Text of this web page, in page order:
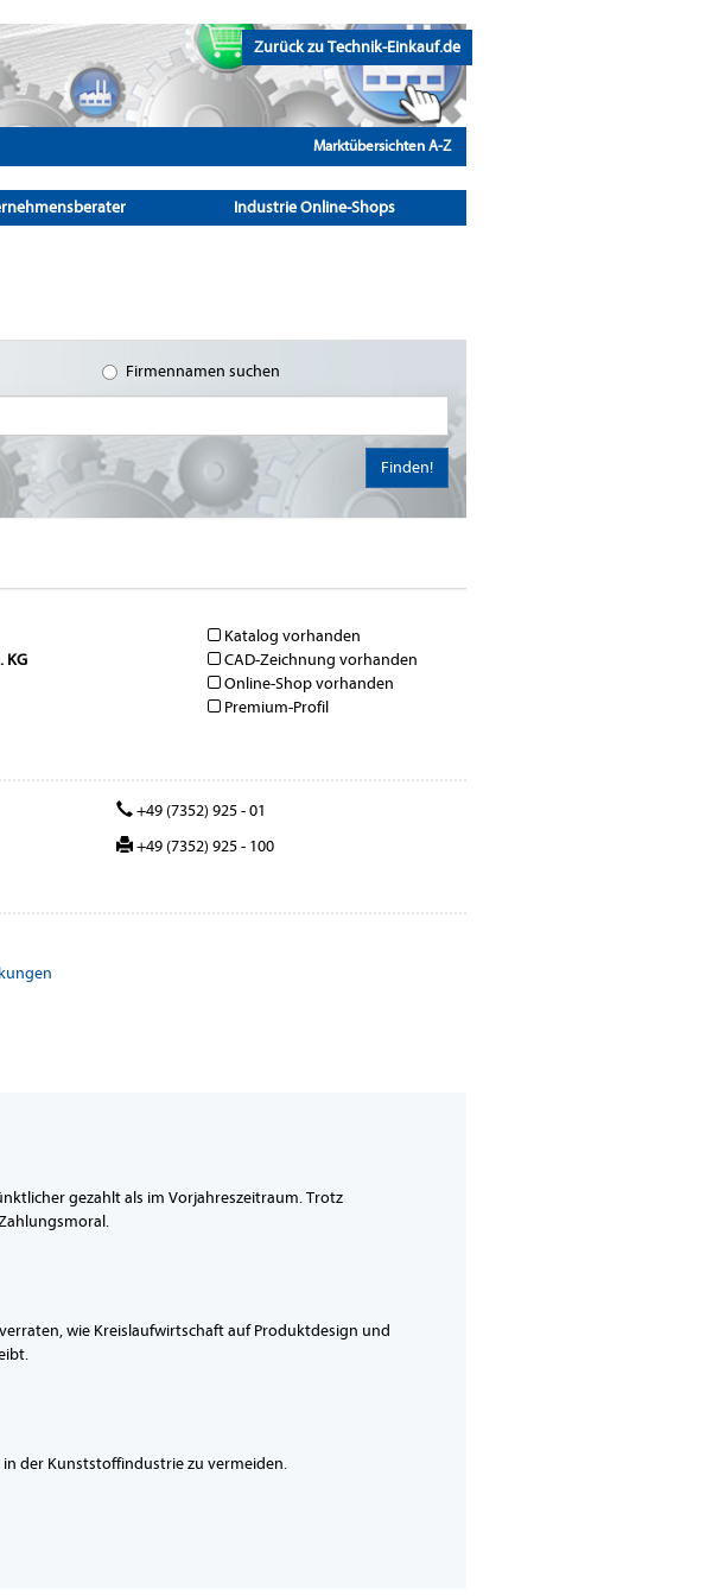
Zurück zu Technik-Einkauf.de
Marktübersichten A-Z
Industrie Online-Shops
Firmennamen suchen
Finden!
KG
Katalog vorhanden
CAD-Zeichnung vorhanden
Online-Shop vorhanden
Premium-Profil
+49 (7352) 925 - 01
+49 (7352) 925 - 100
gezahlt als im Vorjahreszeitraum. Trotz
wie Kreislaufwirtschaft auf Produktdesign und
in der Kunststoffindustrie zu vermeiden.